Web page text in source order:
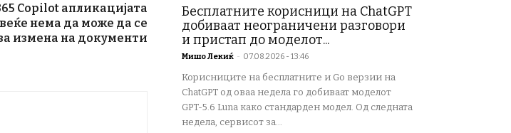
Copilot апликацијата
нема да може да се
измена на документи
Бесплатните корисници на ChatGPT
добиваат неограничени разговори
и пристап до моделот...
Мишо Лекиќ - 07.08.2026 - 13:46
Корисниците на бесплатните и Go верзии на
ChatGPT од оваа недела го добиваат моделот
GPT-5.6 Luna како стандарден модел. Од следната
недела, сервисот за...